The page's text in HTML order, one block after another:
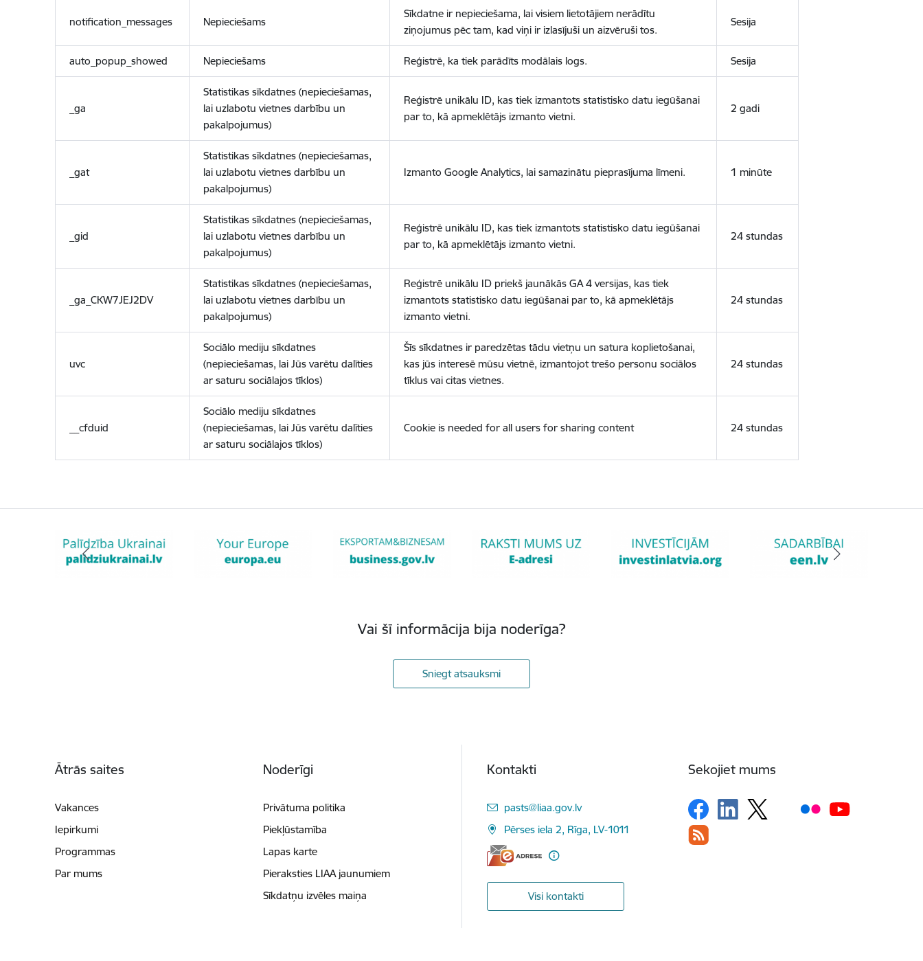
notification_messages Nepieciešams
Sīkdatne ir nepieciešama, lai visiem lietotājiem nerādītu
ziņojumus pēc tam, kad viņi ir izlasījuši un aizvēruši tos.
Sesija
auto_popup_showed Nepieciešams Reģistrē, ka tiek parādīts modālais logs. Sesija
_ga
Statistikas sīkdatnes (nepieciešamas,
lai uzlabotu vietnes darbību un
pakalpojumus)
Reģistrē unikālu ID, kas tiek izmantots statistisko datu iegūšanai
par to, kā apmeklētājs izmanto vietni.
2 gadi
_gat
Statistikas sīkdatnes (nepieciešamas,
lai uzlabotu vietnes darbību un
pakalpojumus)
Izmanto Google Analytics, lai samazinātu pieprasījuma līmeni. 1 minūte
_gid
Statistikas sīkdatnes (nepieciešamas,
lai uzlabotu vietnes darbību un
pakalpojumus)
Reģistrē unikālu ID, kas tiek izmantots statistisko datu iegūšanai
par to, kā apmeklētājs izmanto vietni.
24 stundas
_ga_CKW7JEJ2DV
Statistikas sīkdatnes (nepieciešamas,
lai uzlabotu vietnes darbību un
pakalpojumus)
Reģistrē unikālu ID priekš jaunākās GA 4 versijas, kas tiek
izmantots statistisko datu iegūšanai par to, kā apmeklētājs
izmanto vietni.
24 stundas
uvc
Sociālo mediju sīkdatnes
(nepieciešamas, lai Jūs varētu dalīties
ar saturu sociālajos tīklos)
Šīs sīkdatnes ir paredzētas tādu vietņu un satura koplietošanai,
kas jūs interesē mūsu vietnē, izmantojot trešo personu sociālos
tīklus vai citas vietnes.
24 stundas
__cfduid
Sociālo mediju sīkdatnes
(nepieciešamas, lai Jūs varētu dalīties
ar saturu sociālajos tīklos)
Cookie is needed for all users for sharing content 24 stundas
Vai šī informācija bija noderīga?
Sniegt atsauksmi
Ātrās saites
Vakances
Iepirkumi
Programmas
Par mums
Noderīgi
Privātuma politika
Piekļūstamība
Lapas karte
Pieraksties LIAA jaunumiem
Sīkdatņu izvēles maiņa
Kontakti
E-pasts:
pasts@liaa.gov.lv
Pērses iela 2, Rīga, LV-1011
Visi kontakti
Sekojiet mums